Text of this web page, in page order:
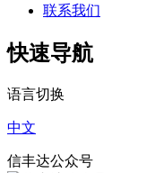
联系我们
快速导航
语言切换
中文
信丰达公众号